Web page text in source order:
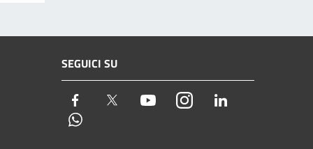
SEGUICI SU
Facebook Twitter YoutubeInstagram